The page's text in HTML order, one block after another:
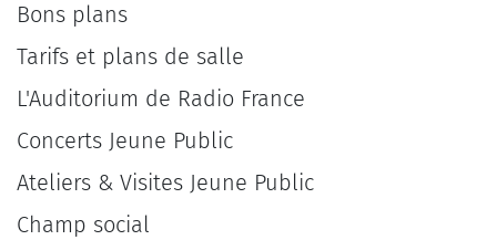
Bons plans
Tarifs et plans de salle
L'Auditorium de Radio France
Concerts Jeune Public
Ateliers & Visites Jeune Public
Champ social